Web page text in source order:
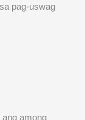
pag-uswag
among